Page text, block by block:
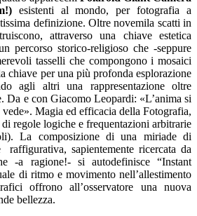
esistenti al mondo, per fotografia a
definizione. Oltre novemila scatti in
attraverso una chiave estetica
percorso storico-religioso che -seppure
tasselli che compongono i mosaici
chiave per una più profonda esplorazione
agli altri una rappresentazione oltre
Da e con Giacomo Leopardi: «L’anima si
Magia ed efficacia della Fotografia,
regole logiche e frequentazioni arbitrarie
La composizione di una miriade di
sapientemente ricercata da
-a ragione!- si autodefinisce “Instant
di ritmo e movimento nell’allestimento
offrono all’osservatore una nuova
bellezza.